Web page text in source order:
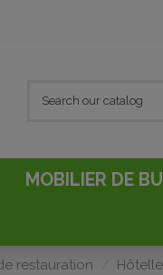
MOBILIER DE
restauration